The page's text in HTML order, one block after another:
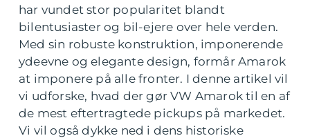
har vundet stor popularitet blandt
bilentusiaster og bil-ejere over hele verden.
Med sin robuste konstruktion, imponerende
ydeevne og elegante design, formår Amarok
at imponere på alle fronter. I denne artikel vil
vi udforske, hvad der gør VW Amarok til en af
de mest eftertragtede pickups på markedet.
Vi vil også dykke ned i dens historiske